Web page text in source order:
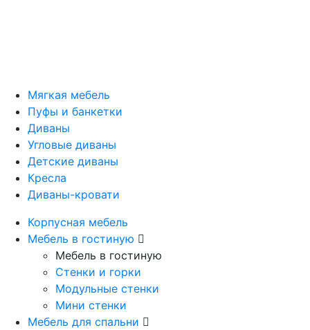
Мягкая мебель
Пуфы и банкетки
Диваны
Угловые диваны
Детские диваны
Кресла
Диваны-кровати
Корпусная мебель
Мебель в гостиную
Мебель в гостиную
Стенки и горки
Модульные стенки
Мини стенки
Мебель для спальни